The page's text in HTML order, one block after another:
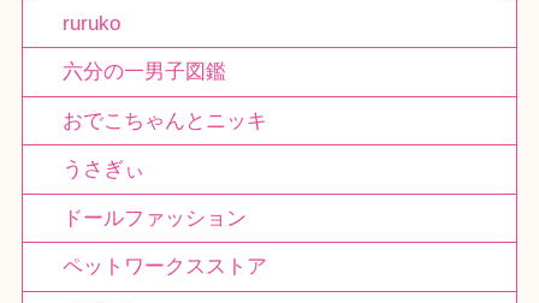
ruruko
六分の一男子図鑑
おでこちゃんとニッキ
うさぎぃ
ドールファッション
ペットワークスストア